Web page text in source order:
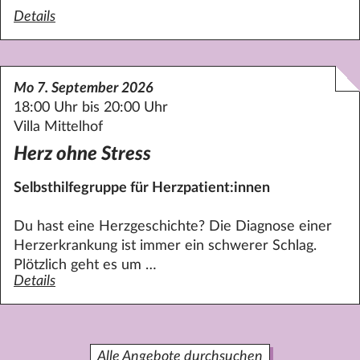
Details
zum Angebot Selbsthilfe - Das Richtige für mich?
Mo 7. September 2026
18:00 Uhr bis 20:00 Uhr
Villa Mittelhof
Herz ohne Stress
Selbsthilfegruppe für Herzpatient:innen
Du hast eine Herzgeschichte? Die Diagnose einer
Herzerkrankung ist immer ein schwerer Schlag.
Plötzlich geht es um …
Details
zum Angebot Herz ohne Stress
Alle Angebote durchsuchen